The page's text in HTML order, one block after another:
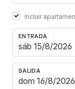
Incluir
ENTRADA
SALIDA